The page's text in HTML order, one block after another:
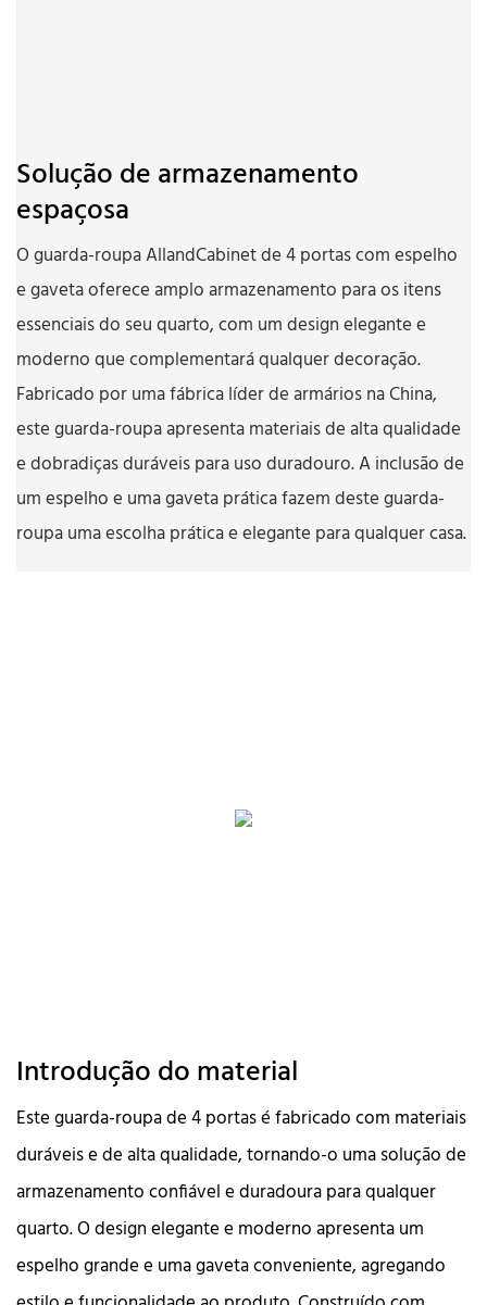
Solução de armazenamento
espaçosa
O guarda-roupa AllandCabinet de 4 portas com espelho
e gaveta oferece amplo armazenamento para os itens
essenciais do seu quarto, com um design elegante e
moderno que complementará qualquer decoração.
Fabricado por uma fábrica líder de armários na China,
este guarda-roupa apresenta materiais de alta qualidade
e dobradiças duráveis ​​para uso duradouro. A inclusão de
um espelho e uma gaveta prática fazem deste guarda-
roupa uma escolha prática e elegante para qualquer casa.
Introdução do material
Este guarda-roupa de 4 portas é fabricado com materiais
duráveis ​​e de alta qualidade, tornando-o uma solução de
armazenamento confiável e duradoura para qualquer
quarto. O design elegante e moderno apresenta um
espelho grande e uma gaveta conveniente, agregando